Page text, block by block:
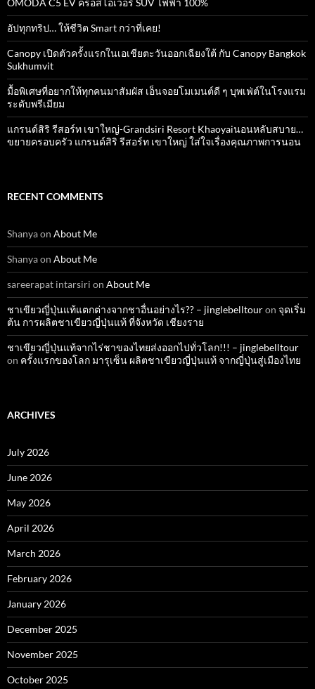
อัปทุกทริป… ให้ชีวิต Smart กว่าที่เคย!
Canopy เปิดตัวครั้งแรกในเอเชียตะวันออกเฉียงใต้ กับ Canopy Bangkok
Sukhumvit
มื้อพิเศษที่อยากให้ทุกคนมาสัมผัส เอ็นจอยโมเมนต์ดี ๆ บุพเฟ่ต์ในโรงแรม
ระดับพรีเมียม
แกรนด์สิริ​ รีสอร์ท​ เขาใหญ่​-Grandsiri​ Resort​ Khaoyaiนอนหลับสบาย…
ขยายครอบครัว แกรนด์สิริ รีสอร์ท เขาใหญ่ ใส่ใจเรื่องคุณภาพการนอน
RECENT COMMENTS
Shanyaon About Me
Shanyaon About Me
sareerapat intarsiri on About Me
ชาเขียวญี่ปุ่นแท้แตกต่างจากชาอื่นอย่างไร?? – jinglebelltouron จุดเริ่ม
ต้น การผลิตชาเขียวญี่ปุ่นแท้ ที่จังหวัด เชียงราย
ชาเขียวญี่ปุ่นแท้จากไร่ชาของไทยส่งออกไปทั่วโลก!!! – jinglebelltour
on ครั้งแรกของโลก มารุเซ็น ผลิตชาเขียวญี่ปุ่นแท้ จากญี่ปุ่นสู่เมืองไทย
ARCHIVES
July 2026
June 2026
May 2026
April 2026
March 2026
February 2026
January 2026
December 2025
November 2025
October 2025